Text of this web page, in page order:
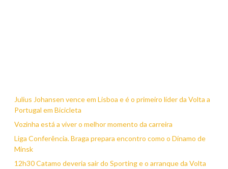
Julius Johansen vence em Lisboa e é o primeiro líder da Volta a
Portugal em Bicicleta
Vozinha está a viver o melhor momento da carreira
Liga Conferência. Braga prepara encontro como o Dínamo de
Minsk
12h30 Catamo deveria sair do Sporting e o arranque da Volta